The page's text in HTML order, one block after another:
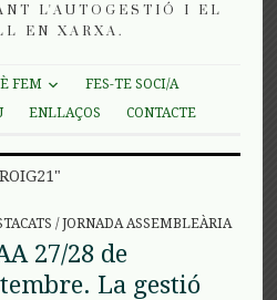
L'AUTOGESTIÓ I EL
EN XARXA.
FEM
FES-TE SOCI/A
ENLLAÇOS CONTACTE
/JORNADA ASSEMBLEÀRIA
27/28 de
La gestió